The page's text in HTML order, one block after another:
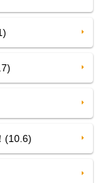
(10.6)